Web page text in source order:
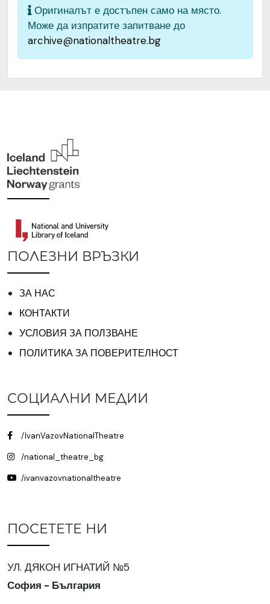
Институция
Народен театър „Иван
Вазов“, гр. София, България
Оригиналът е достъпен само на място.
Може да изпратите запитване до
archive@nationaltheatre.bg
ПОЛЕЗНИ ВРЪЗКИ
ЗА НАС
КОНТАКТИ
УСЛОВИЯ ЗА ПОЛЗВАНЕ
ПОЛИТИКА ЗА ПОВЕРИТЕЛНОСТ
СОЦИАЛНИ МЕДИИ
/IvanVazovNationalTheatre
/national_theatre_bg
/ivanvazovnationaltheatre
ПОСЕТЕТЕ НИ
УЛ. ДЯКОН ИГНАТИЙ №5
София - България